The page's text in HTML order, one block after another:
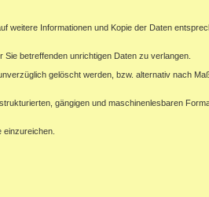
weitere Informationen und Kopie der Daten
betreffenden unrichtigen Daten zu verlangen.
gelöscht werden, bzw. alternativ nach
gängigen und maschinenlesbaren